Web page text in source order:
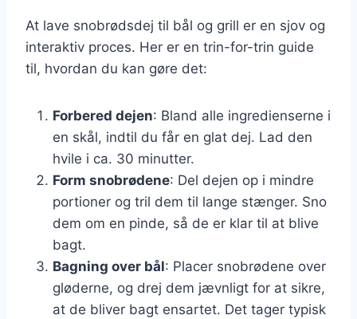
At lave snobrødsdej til bål og grill er en sjov og
interaktiv proces. Her er en trin-for-trin guide
til, hvordan du kan gøre det:
Forbered dejen: Bland alle ingredienserne i
en skål, indtil du får en glat dej. Lad den
hvile i ca. 30 minutter.
Form snobrødene: Del dejen op i mindre
portioner og tril dem til lange stænger. Sno
dem om en pinde, så de er klar til at blive
bagt.
Bagning over bål: Placer snobrødene over
gløderne, og drej dem jævnligt for at sikre,
at de bliver bagt ensartet. Det tager typisk